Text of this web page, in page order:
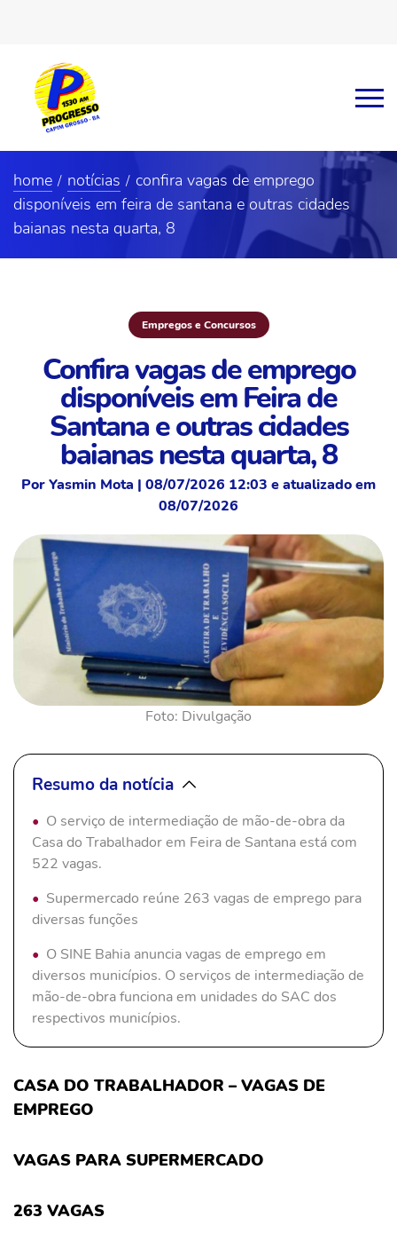
home notícias
confira vagas de emprego
disponíveis em feira de santana e outras cidades
baianas nesta quarta, 8
Empregos e Concursos
Confira vagas de emprego
disponíveis em Feira de
Santana e outras cidades
baianas nesta quarta, 8
Por Yasmin Mota | 08/07/2026 12:03 e atualizado em
08/07/2026
Foto: Divulgação
Resumo da notícia
O serviço de intermediação de mão-de-obra da
Casa do Trabalhador em Feira de Santana está com
522 vagas.
Supermercado reúne 263 vagas de emprego para
diversas funções
O SINE Bahia anuncia vagas de emprego em
diversos municípios. O serviços de intermediação de
mão-de-obra funciona em unidades do SAC dos
respectivos municípios.
CASA DO TRABALHADOR – VAGAS DE
EMPREGO
VAGAS PARA SUPERMERCADO
263 VAGAS